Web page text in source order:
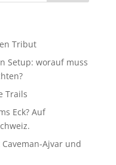
Tribut
Setup: worauf muss
Trails
Eck? Auf
Ajvar und